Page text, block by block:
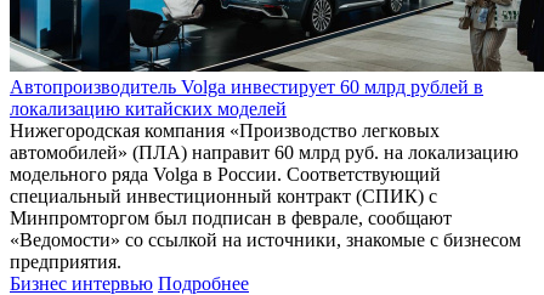
Автопроизводитель Volga инвестирует 60 млрд рублей в
локализацию китайских моделей
Нижегородская компания «Производство легковых
автомобилей» (ПЛА) направит 60 млрд руб. на локализацию
модельного ряда Volga в России. Соответствующий
специальный инвестиционный контракт (СПИК) с
Минпромторгом был подписан в феврале, сообщают
«Ведомости» со ссылкой на источники, знакомые с бизнесом
предприятия.
Бизнес интервью Подробнее